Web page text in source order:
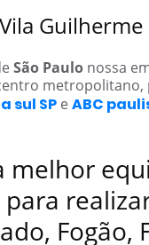
São Paulo nossa
metropolitano,
sul SP e ABC
melhor
Fogão,